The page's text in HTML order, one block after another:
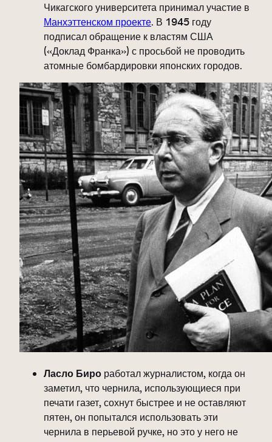
Чикагского университета принимал участие в
Манхэттенском проекте. В 1945 году
подписал обращение к властям США
(«Доклад Франка») с просьбой не проводить
атомные бомбардировки японских городов.
Ласло Биро работал журналистом, когда он
заметил, что чернила, использующиеся при
печати газет, сохнут быстрее и не оставляют
пятен, он попытался использовать эти
чернила в перьевой ручке, но это у него не